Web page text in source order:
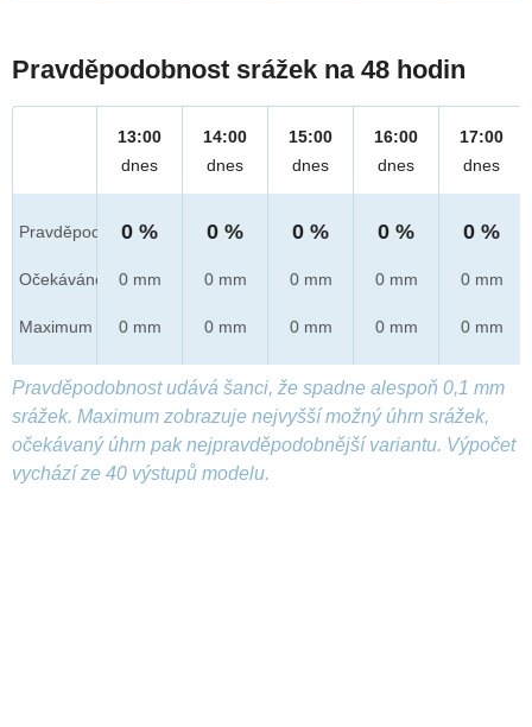
Pravděpodobnost srážek na 48 hodin
Pravděpod.
Očekáváno
Maximum
13:00
dnes
0 %
0 mm
0 mm
14:00
dnes
0 %
0 mm
0 mm
15:00
dnes
0 %
0 mm
0 mm
16:00
dnes
0 %
0 mm
0 mm
17:00
dnes
0 %
0 mm
0 mm
Pravděpodobnost udává šanci, že spadne alespoň 0,1 mm
srážek. Maximum zobrazuje nejvyšší možný úhrn srážek,
očekávaný úhrn pak nejpravděpodobnější variantu. Výpočet
vychází ze 40 výstupů modelu.